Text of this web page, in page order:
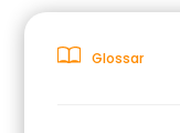
Glossar